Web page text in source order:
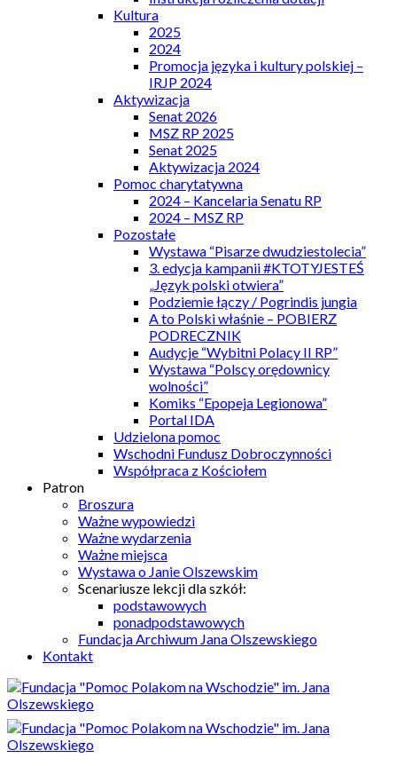
Kultura
2025
2024
Promocja języka i kultury polskiej –
IRJP 2024
Aktywizacja
Senat 2026
MSZ RP 2025
Senat 2025
Aktywizacja 2024
Pomoc charytatywna
2024 – Kancelaria Senatu RP
2024 – MSZ RP
Pozostałe
Wystawa “Pisarze dwudziestolecia”
3. edycja kampanii #KTOTYJESTEŚ
„Język polski otwiera”
Podziemie łączy / Pogrindis jungia
A to Polski właśnie – POBIERZ
PODRECZNIK
Audycje “Wybitni Polacy II RP”
Wystawa “Polscy orędownicy
wolności”
Komiks “Epopeja Legionowa”
Portal IDA
Udzielona pomoc
Wschodni Fundusz Dobroczynności
Współpraca z Kościołem
Patron
Broszura
Ważne wypowiedzi
Ważne wydarzenia
Ważne miejsca
Wystawa o Janie Olszewskim
Scenariusze lekcji dla szkół:
podstawowych
ponadpodstawowych
Fundacja Archiwum Jana Olszewskiego
Kontakt